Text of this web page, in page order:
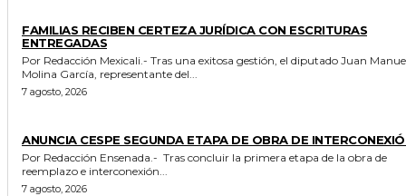
FAMILIAS RECIBEN CERTEZA JURÍDICA CON ESCRITURAS
ENTREGADAS
Por Redacción Mexicali.- Tras una exitosa gestión, el diputado Juan Manuel
Molina García, representante del...
7 agosto, 2026
ANUNCIA CESPE SEGUNDA ETAPA DE OBRA DE
Por Redacción Ensenada.- Tras concluir la primera etapa de la obra de
reemplazo e interconexión...
7 agosto, 2026